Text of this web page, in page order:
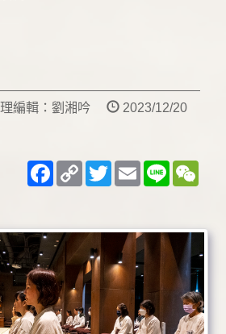
編輯：劉湘吟
2023/12/20
Facebook
Copy
Link
TwitterEmailLine